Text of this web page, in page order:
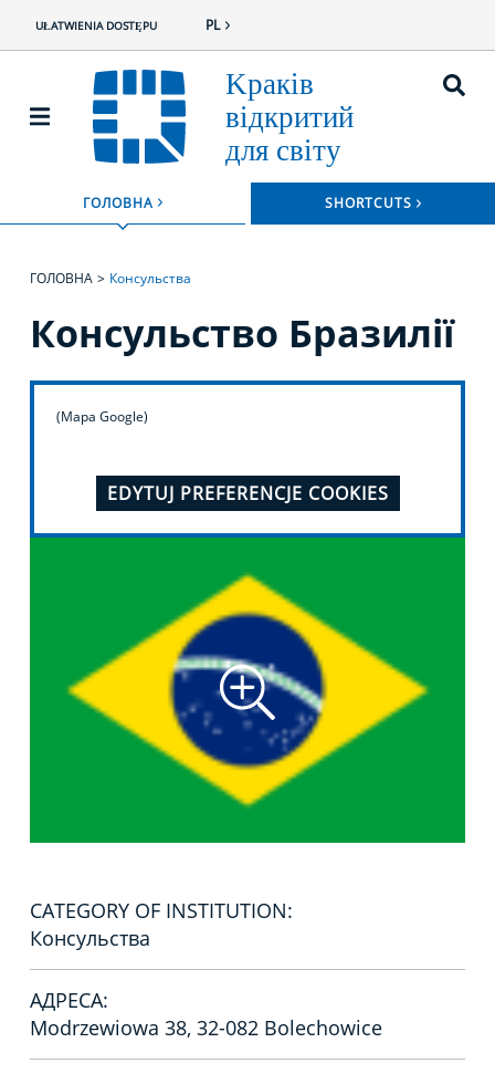
UŁATWIENIA DOSTĘPU PL
ГОЛОВНАROZWIŃ MENU SHORTCUTS
ГОЛОВНА Консульства
Консульство Бразилії
(Mapa Google)
EDYTUJ PREFERENCJE COOKIES
CATEGORY OF INSTITUTION:
Консульства
АДРЕСА:
Modrzewiowa 38, 32-082 Bolechowice